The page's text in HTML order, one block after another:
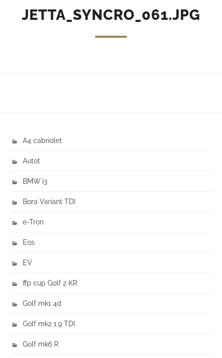
JETTA_SYNCRO_061.JPG
A4 cabriolet
Autot
BMW i3
Bora Variant TDI
e-Tron
Eos
EV
ffp cup Golf 2 KR
Golf mk1 4d
Golf mk2 1.9 TDI
Golf mk6 R